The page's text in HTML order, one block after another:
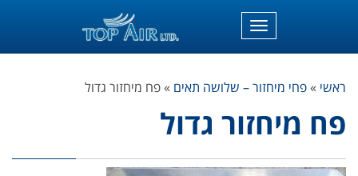
תפריט
ראשי »פחי מיחזור – שלושה תאים »פח מיחזור גדול
פח מיחזור גדול